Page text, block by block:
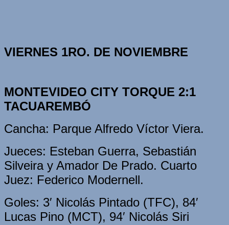
VIERNES 1RO. DE NOVIEMBRE
MONTEVIDEO CITY TORQUE 2:1
TACUAREMBÓ
Cancha: Parque Alfredo Víctor Viera.
Jueces: Esteban Guerra, Sebastián
Silveira y Amador De Prado. Cuarto
Juez: Federico Modernell.
Goles: 3′ Nicolás Pintado (TFC), 84′
Lucas Pino (MCT), 94′ Nicolás Siri